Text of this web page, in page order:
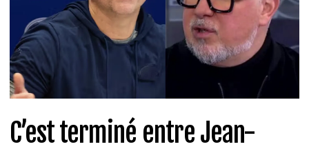
C’est terminé entre Jean-